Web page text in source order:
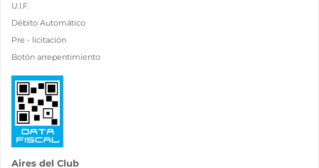
U.I.F.
Débito Automático
Pre - licitación
Botón arrepentimiento
Aires del Club